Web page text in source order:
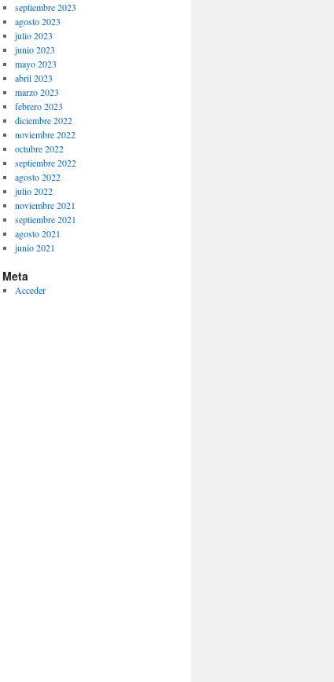
septiembre 2023
agosto 2023
julio 2023
junio 2023
mayo 2023
abril 2023
marzo 2023
febrero 2023
diciembre 2022
noviembre 2022
octubre 2022
septiembre 2022
agosto 2022
julio 2022
noviembre 2021
septiembre 2021
agosto 2021
junio 2021
Meta
Acceder